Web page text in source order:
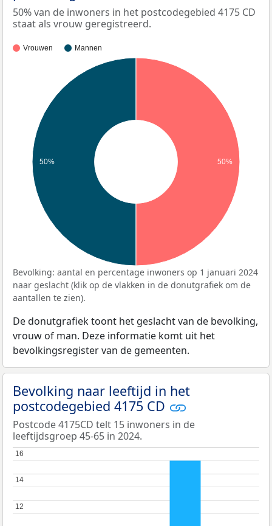
50% van de inwoners in het postcodegebied 4175 CD
staat als vrouw geregistreerd.
Vrouwen Mannen
50% 50%
Bevolking: aantal en percentage inwoners op 1 januari 2024
naar geslacht (klik op de vlakken in de donutgrafiek om de
aantallen te zien).
De donutgrafiek toont het geslacht van de bevolking,
vrouw of man. Deze informatie komt uit het
bevolkingsregister van de gemeenten.
Bevolking naar leeftijd in het
postcodegebied 4175 CD
Postcode 4175CD telt 15 inwoners in de
leeftijdsgroep 45-65 in 2024.
12
12
14
14
16
16